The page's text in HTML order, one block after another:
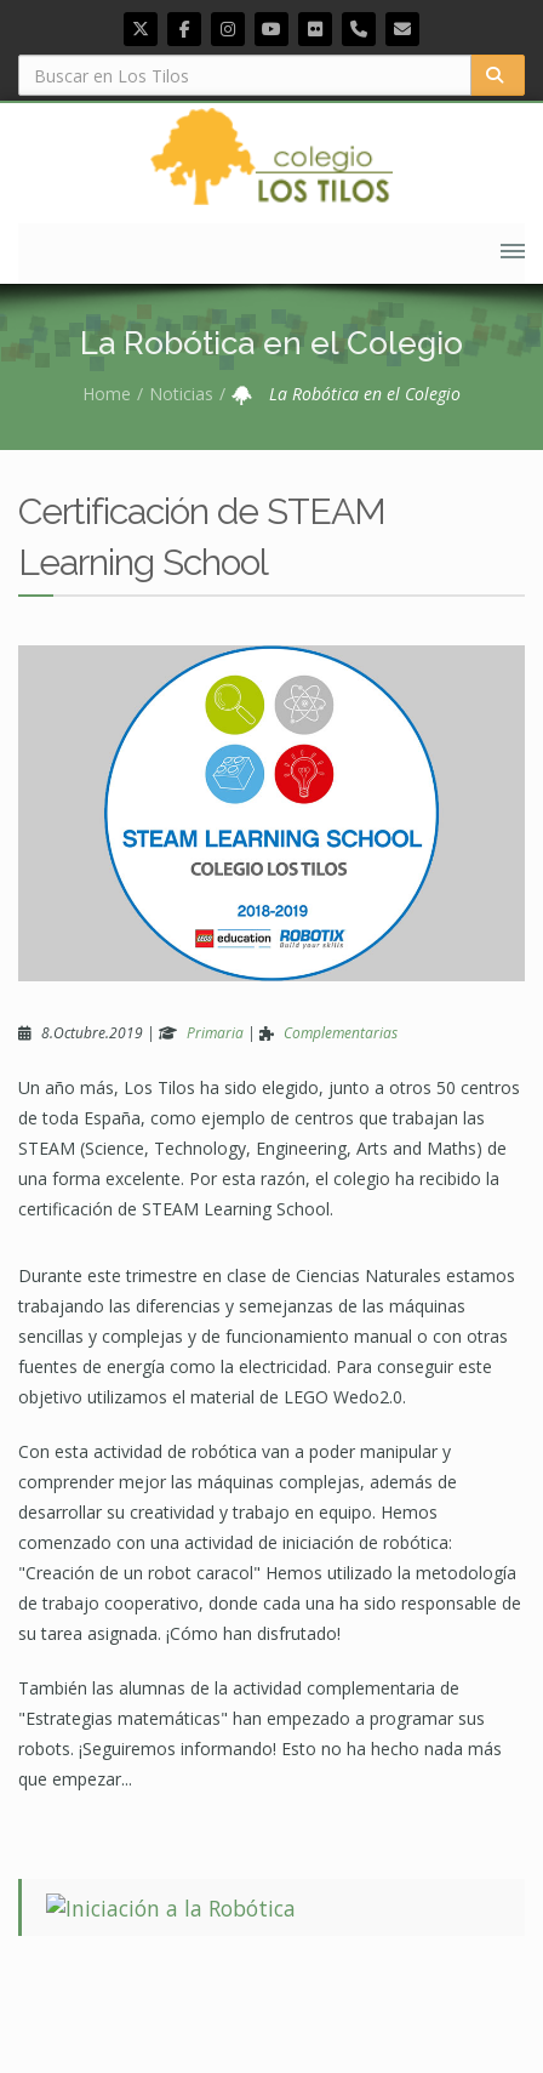
La Robótica en el Colegio
Home Noticias La Robótica en el Colegio
Certificación de STEAM
Learning School
8.Octubre.2019 | Primaria | Complementarias
Un año más, Los Tilos ha sido elegido, junto a otros 50 centros
de toda España, como ejemplo de centros que trabajan las
STEAM (Science, Technology, Engineering, Arts and Maths) de
una forma excelente. Por esta razón, el colegio ha recibido la
certificación de STEAM Learning School.
Durante este trimestre en clase de Ciencias Naturales estamos
trabajando las diferencias y semejanzas de las máquinas
sencillas y complejas y de funcionamiento manual o con otras
fuentes de energía como la electricidad. Para conseguir este
objetivo utilizamos el material de LEGO Wedo2.0.
Con esta actividad de robótica van a poder manipular y
comprender mejor las máquinas complejas, además de
desarrollar su creatividad y trabajo en equipo. Hemos
comenzado con una actividad de iniciación de robótica:
"Creación de un robot caracol" Hemos utilizado la metodología
de trabajo cooperativo, donde cada una ha sido responsable de
su tarea asignada. ¡Cómo han disfrutado!
También las alumnas de la actividad complementaria de
"Estrategias matemáticas" han empezado a programar sus
robots. ¡Seguiremos informando! Esto no ha hecho nada más
que empezar...